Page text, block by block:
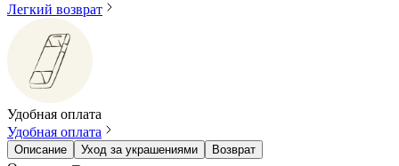
Легкий возврат
Удобная оплата
Удобная оплата
Описание Уход за украшениями Возврат